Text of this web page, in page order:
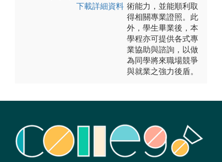
下載詳細資料 術能力，並能順利取
得相關專業證照。此
外，學生畢業後，本
學程亦可提供各式專
業協助與諮詢，以做
為同學將來職場競爭
與就業之強力後盾。